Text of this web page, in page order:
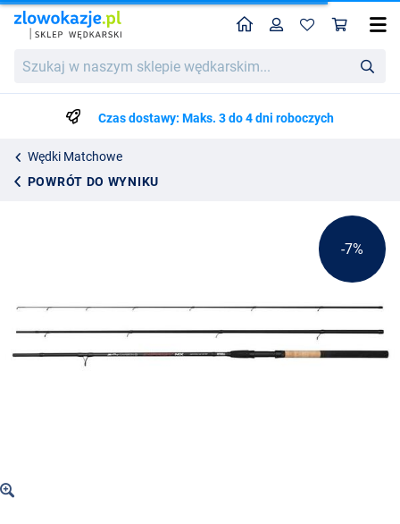
w
wędkarskim...
HomeProfil
Czas dostawy: Maks. 3 do 4 dni roboczych
Wędki Matchowe
POWRÓT DO WYNIKU
Wędka Matchowa Mitchell Impact MX 12ft (10-30g)
256.99
239.16
-7%